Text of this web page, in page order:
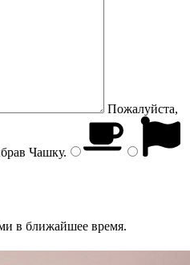
Пожалуйста,
Чашку.
в ближайшее время.